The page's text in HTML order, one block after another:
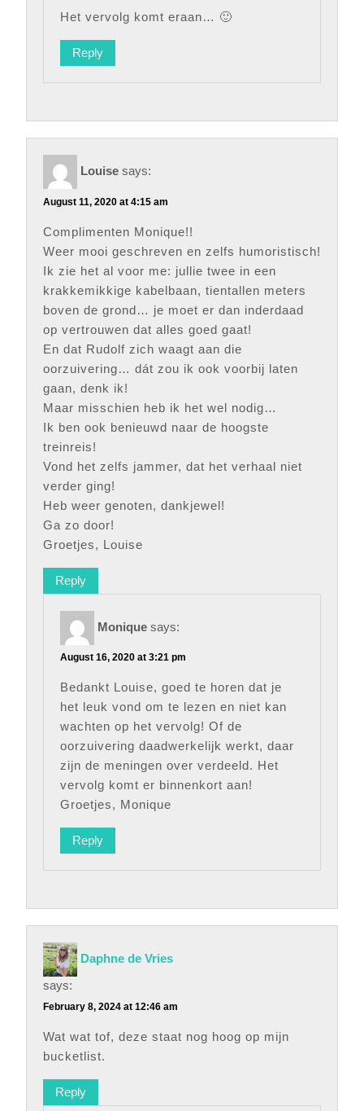
Het vervolg komt eraan… 🙂
Reply
Louise says:
August 11, 2020 at 4:15 am
Complimenten Monique!!
Weer mooi geschreven en zelfs humoristisch!
Ik zie het al voor me: jullie twee in een
krakkemikkige kabelbaan, tientallen meters
boven de grond… je moet er dan inderdaad
op vertrouwen dat alles goed gaat!
En dat Rudolf zich waagt aan die
oorzuivering… dát zou ik ook voorbij laten
gaan, denk ik!
Maar misschien heb ik het wel nodig…
Ik ben ook benieuwd naar de hoogste
treinreis!
Vond het zelfs jammer, dat het verhaal niet
verder ging!
Heb weer genoten, dankjewel!
Ga zo door!
Groetjes, Louise
Reply
Monique says:
August 16, 2020 at 3:21 pm
Bedankt Louise, goed te horen dat je
het leuk vond om te lezen en niet kan
wachten op het vervolg! Of de
oorzuivering daadwerkelijk werkt, daar
zijn de meningen over verdeeld. Het
vervolg komt er binnenkort aan!
Groetjes, Monique
Reply
Daphne de Vries
says:
February 8, 2024 at 12:46 am
Wat wat tof, deze staat nog hoog op mijn
bucketlist.
Reply